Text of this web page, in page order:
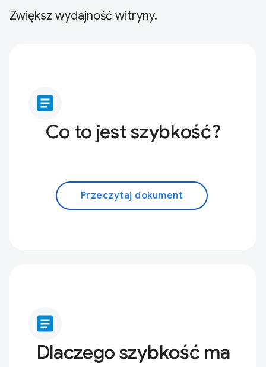
Zwiększ wydajność witryny.
article
Co to jest szybkość?
Przeczytaj dokument
article
Dlaczego szybkość ma